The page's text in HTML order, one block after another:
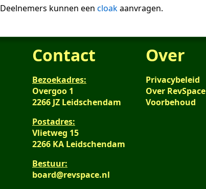
Deelnemers kunnen een cloakaanvragen.
Contact
Bezoekadres:
Overgoo 1
2266 JZ Leidschendam
Postadres:
Vlietweg 15
2266 KA Leidschendam
Bestuur:
board@revspace.nl
Over
Privacybeleid
Over RevSpace
Voorbehoud